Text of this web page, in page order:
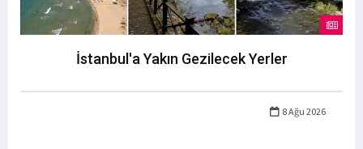
İstanbul'a Yakın Gezilecek Yerler
8 Ağu 2026